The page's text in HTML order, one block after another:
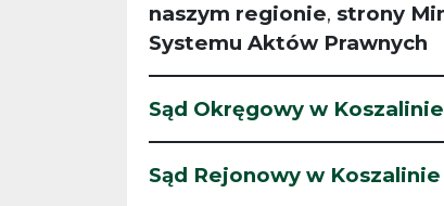
naszym regionie, strony
Systemu Aktów Prawnych
Sąd Okręgowy w Koszalinie
Sąd Rejonowy w Koszalinie